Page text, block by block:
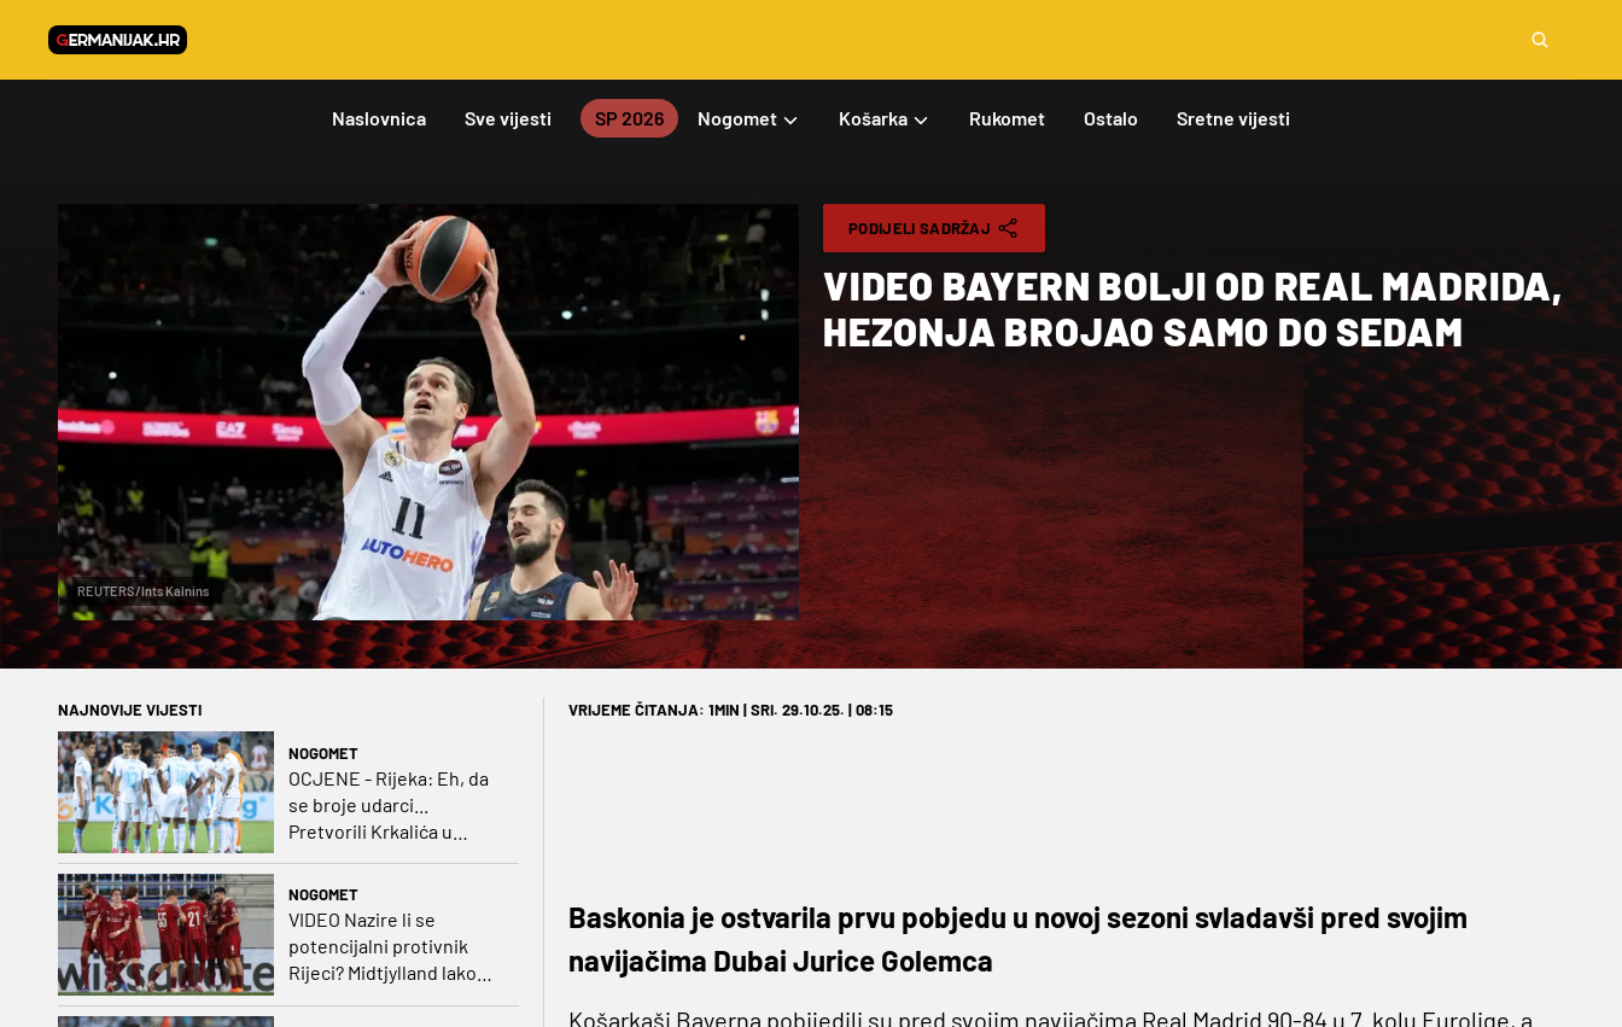
Naslovnica Sve vijesti SP 2026 Nogomet Košarka Rukomet Ostalo Sretne vijesti
REUTERS/Ints Kalnins
PODIJELI SADRŽAJ
VIDEO BAYERN BOLJI OD REAL MADRIDA,
HEZONJA BROJAO SAMO DO SEDAM
NAJNOVIJE VIJESTI
NOGOMET
OCJENE - Rijeka: Eh, da
se broje udarci...
Pretvorili Krkalića u
NOGOMET
VIDEO Nazire li se
potencijalni protivnik
Rijeci? Midtjylland lako
VRIJEME ČITANJA: 1MIN | SRI. 29.10.25. | 08:15
Baskonia je ostvarila prvu pobjedu u novoj sezoni svladavši pred svojim
navijačima Dubai Jurice Golemca
Košarkaši Bayerna pobijedili su pred svojim navijačima Real Madrid 90-84 u 7. kolu Eurolige, a